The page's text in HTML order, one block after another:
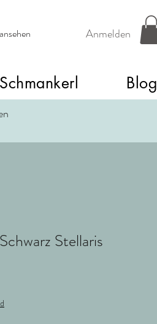
Anmelden
Schmankerl Blog
Stellaris